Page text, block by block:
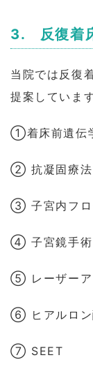
3. 反復着
当院では反復
提案しています
①着床前遺伝
② 抗凝固療法
③ 子宮内フロ
④ 子宮鏡手術
⑤ レーザーア
⑥ ヒアルロン
⑦ SEET